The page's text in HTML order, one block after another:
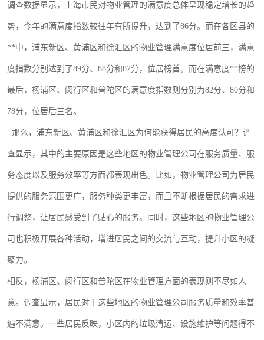
调查数据显示，上海市民对物业管理的满意度总体呈现稳定增长的趋
势，今年的满意度指数较往年有所提升，达到了86分。而在各区县的
**中，浦东新区、黄浦区和徐汇区的物业管理满意度位居前三，满意
度指数分别达到了89分、88分和87分，位居榜首。而在满意度**榜的
最后，杨浦区、闵行区和普陀区的满意度指数则分别为82分、80分和
78分，位居后三名。
那么，浦东新区、黄浦区和徐汇区为何能获得居民的高度认可？调
查显示，其中的主要原因是这些地区的物业管理公司在服务质量、服
务态度以及服务效率等方面都表现出色。比如，物业管理公司为居民
提供的服务范围更广，服务种类更丰富，而且不断根据居民的需求进
行调整，让居民感受到了贴心的服务。同时，这些地区的物业管理公
司也积极开展各种活动，增进居民之间的交流与互动，提升小区的凝
聚力。
相反，杨浦区、闵行区和普陀区在物业管理方面的表现则不尽如人
意。调查显示，居民对于这些地区的物业管理公司服务质量和效率普
遍不满意。一些居民反映，小区内的垃圾清运、设施维护等问题得不